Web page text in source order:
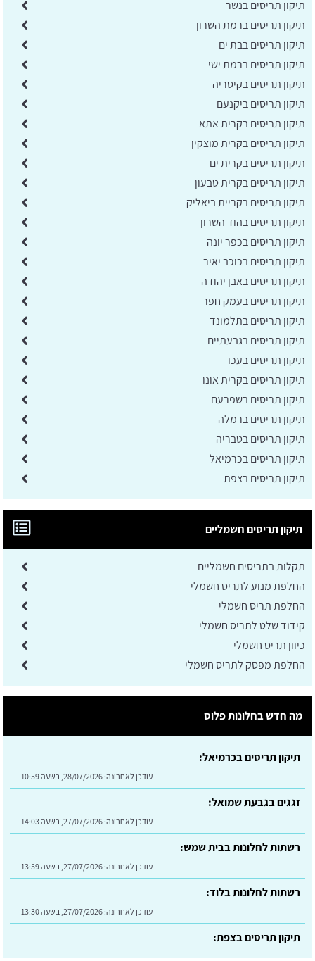
תיקון תריסים בנשר
תיקון תריסים ברמת השרון
תיקון תריסים בבת ים
תיקון תריסים ברמת ישי
תיקון תריסים בקיסריה
תיקון תריסים ביקנעם
תיקון תריסים בקרית אתא
תיקון תריסים בקרית מוצקין
תיקון תריסים בקרית ים
תיקון תריסים בקרית טבעון
תיקון תריסים בקריית ביאליק
תיקון תריסים בהוד השרון
תיקון תריסים בכפר יונה
תיקון תריסים בכוכב יאיר
תיקון תריסים באבן יהודה
תיקון תריסים בעמק חפר
תיקון תריסים בתלמונד
תיקון תריסים בגבעתיים
תיקון תריסים בעכו
תיקון תריסים בקרית אונו
תיקון תריסים בשפרעם
תיקון תריסים ברמלה
תיקון תריסים בטבריה
תיקון תריסים בכרמיאל
תיקון תריסים בצפת
תיקון תריסים חשמליים
תקלות בתריסים חשמליים
החלפת מנוע לתריס חשמלי
החלפת תריס חשמלי
קידוד שלט לתריס חשמלי
כיוון תריס חשמלי
החלפת מפסק לתריס חשמלי
מה חדש בחלונות פלוס
תיקון תריסים בכרמיאל:
עודכן לאחרונה: 28/07/2026, בשעה 10:59
זגגים בגבעת שמואל:
עודכן לאחרונה: 27/07/2026, בשעה 14:03
רשתות לחלונות בבית שמש:
עודכן לאחרונה: 27/07/2026, בשעה 13:59
רשתות לחלונות בלוד:
עודכן לאחרונה: 27/07/2026, בשעה 13:30
תיקון תריסים בצפת:
עודכן לאחרונה:30/07/2026, בשעה 09:24